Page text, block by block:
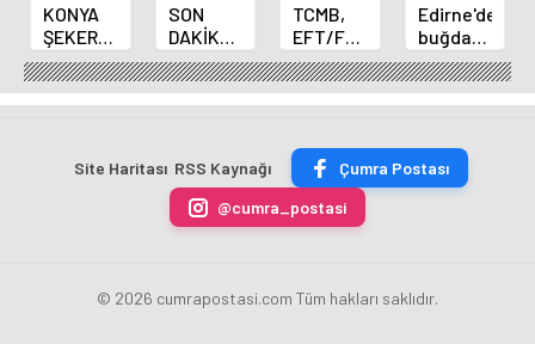
KONYA
ŞEKER
YILLIK 7
BİN 500
TON
ÜRETİLECEK
SON
DAKİKA
HABERİ:
Yeni
Merkez
Fatih
Karahan
oldu
TCMB,
EFT/FAST
işlemleri
için
fazla
uygulamasını
kaldırdı
Edirne'de
buğday
ve arpa
ekim
sezonu
erdi
Site Haritası RSS Kaynağı
Çumra Postası
@cumra_postasi
© 2026 cumrapostasi.com Tüm hakları saklıdır.